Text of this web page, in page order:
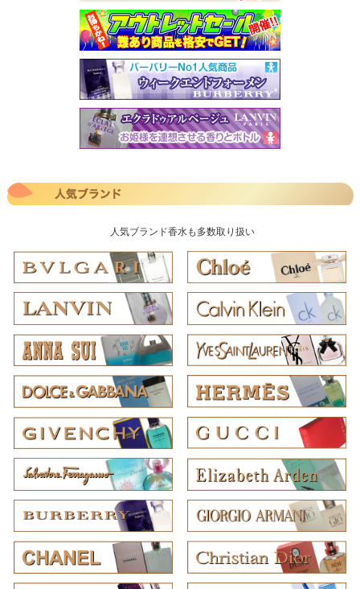
人気ブランド香水も多数取り扱い